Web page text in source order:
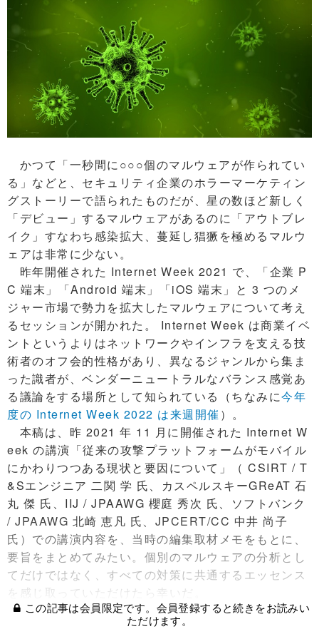
かつて「一秒間に○○○個のマルウェアが作られてい
る」などと、セキュリティ企業のホラーマーケティン
グストーリーで語られたものだが、星の数ほど新しく
「デビュー」するマルウェアがあるのに「アウトブレ
イク」すなわち感染拡大、蔓延し猖獗を極めるマルウ
ェアは非常に少ない。
昨年開催された Internet Week 2021 で、「企業 P
C 端末」「Android 端末」「iOS 端末」と 3 つのメ
ジャー市場で勢力を拡大したマルウェアについて考え
るセッションが開かれた。 Internet Week は商業イベ
ントというよりはネットワークやインフラを支える技
術者のオフ会的性格があり、異なるジャンルから集ま
った識者が、ベンダーニュートラルなバランス感覚あ
る議論をする場所として知られている（ちなみに今年
度の Internet Week 2022 は来週開催 ）。
本稿は、昨 2021 年 11 月に開催された Internet W
eek の講演「従来の攻撃プラットフォームがモバイル
にかわりつつある現状と要因について」（ CSIRT / T
&Sエンジニア 二関 学 氏、カスペルスキーGReAT 石
丸 傑 氏、IIJ / JPAAWG 櫻庭 秀次 氏、ソフトバンク
/ JPAAWG 北崎 恵凡 氏、JPCERT/CC 中井 尚子
氏）での講演内容を、当時の編集取材メモをもとに、
要旨をまとめてみたい。個別のマルウェアの分析とし
てだけではなく、すべての対策に共通するエッセンス
を感じ取っていただけたら幸いだ。
この記事は会員限定です。会員登録すると続きをお読みい
ただけます。